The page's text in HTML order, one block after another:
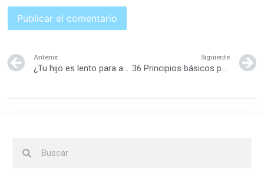
Anterior
¿Tu hijo es lento para aprender? Aprende tú a ayudarlo
Siguiente
36 Principios básicos para madres y padres que desean educar bien